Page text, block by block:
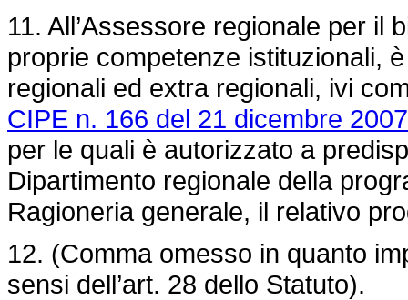
11. All’Assessore regionale per il
proprie competenze istituzionali,
regionali ed extra regionali, ivi
CIPE n. 166 del 21 dicembre 2007
per le quali è autorizzato a
Dipartimento regionale della
Ragioneria generale, il relativo
12. (Comma omesso in quanto
sensi dell’art. 28 dello Statuto).